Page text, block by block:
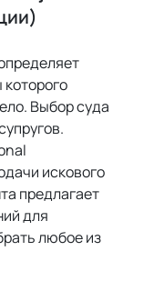
которого
Выбор суда
искового
предлагает
для
любое из